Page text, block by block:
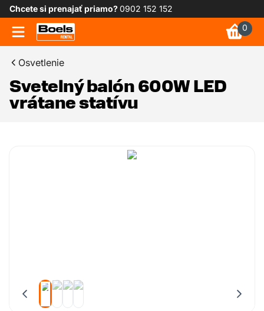
Chcete si prenajať priamo?0902 152 152
0
Osvetlenie
Svetelný balón 600W LED
vrátane statívu